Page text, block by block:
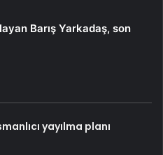
Barış Yarkadaş, son
yayılma planı